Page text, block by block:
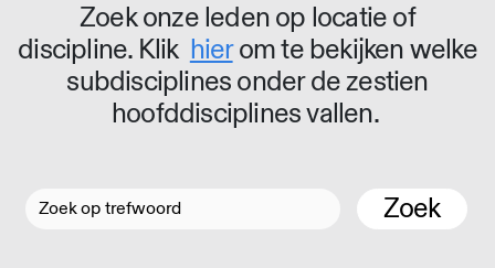
Zoek onze leden op locatie of
discipline. Klik hierom te bekijken welke
subdisciplines onder de zestien
hoofddisciplines vallen.
Zoek